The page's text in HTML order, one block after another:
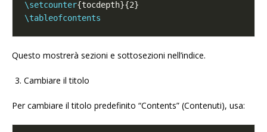
\setcounter
\tableofcontents
Questo mostrerà sezioni e sottosezioni nell’indice.
Cambiare il titolo
Per cambiare il titolo predefinito “Contents” (Contenuti), usa: